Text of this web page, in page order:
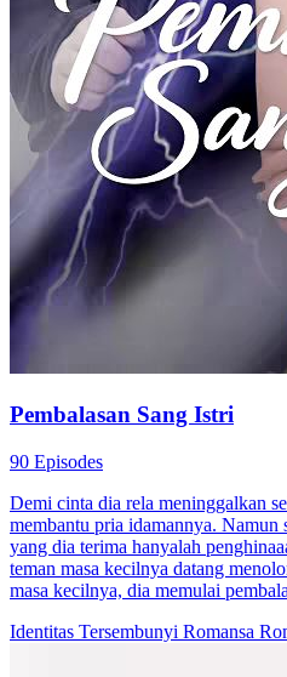
Pembalasan Sang Istri
90 Episodes
Demi cinta dia rela meninggalkan
membantu pria idamannya. Namun
yang dia terima hanyalah
teman masa kecilnya datang
masa kecilnya, dia memulai
Identitas Tersembunyi Romansa